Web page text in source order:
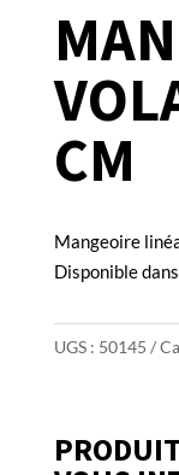
CM
Mangeoire
Disponible
UGS : 50145